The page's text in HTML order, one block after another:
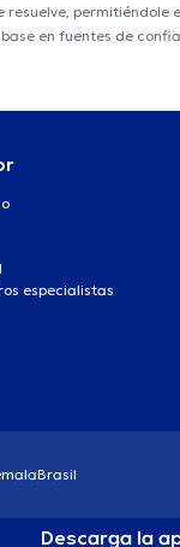
permitiéndole
en fuentes de
especialistas
Brasil
Descarga la